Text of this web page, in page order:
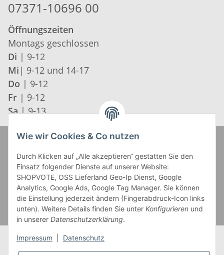
07371-10696 00
Öffnungszeiten
Montags geschlossen
Di | 9-12
Mi | 9-12 und 14-17
Do | 9-12
Fr | 9-12
Sa | 9-13
Wie wir Cookies & Co nutzen
Durch Klicken auf „Alle akzeptieren“ gestatten Sie den
Einsatz folgender Dienste auf unserer Website:
SHOPVOTE, OSS Lieferland Geo-Ip Dienst, Google
Analytics, Google Ads, Google Tag Manager. Sie können
die Einstellung jederzeit ändern (Fingerabdruck-Icon links
unten). Weitere Details finden Sie unter Konfigurieren und
in unserer Datenschutzerklärung.
Impressum Datenschutz